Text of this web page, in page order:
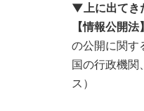
▼上に出てき
【情報公開法】
の公開に関す
国の行政機関
ス）